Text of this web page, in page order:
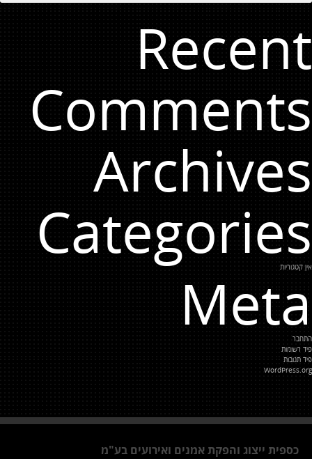
Recent
Comments
Archives
Categories
אין קטגוריות
Meta
התחבר
פיד רשומות
פיד תגובות
WordPress.org
כספית ייצוג והפקת אמנים ואירועים בע"מ